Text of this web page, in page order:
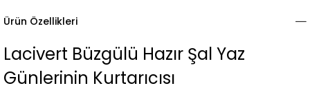
Ürün Özellikleri
Lacivert Büzgülü Hazır Şal Yaz
Günlerinin Kurtarıcısı